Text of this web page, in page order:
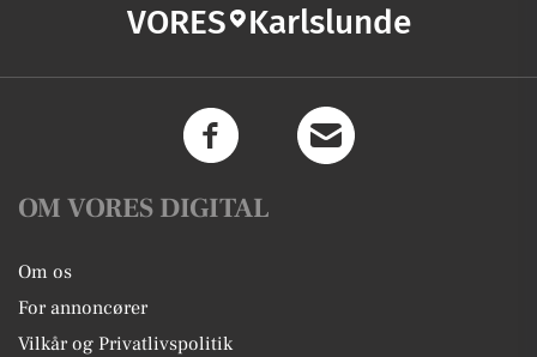
VORES Karlslunde
OM VORES DIGITAL
Om os
For annoncører
Vilkår og Privatlivspolitik